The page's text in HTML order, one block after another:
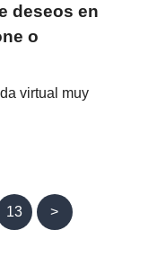
deseos en
o
virtual muy
13 >